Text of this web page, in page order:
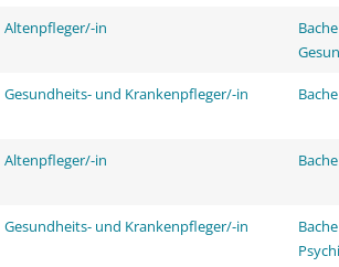
Altenpfleger/-in
Gesundheits- und Krankenpfleger/-in
Altenpfleger/-in
Gesundheits- und Krankenpfleger/-in